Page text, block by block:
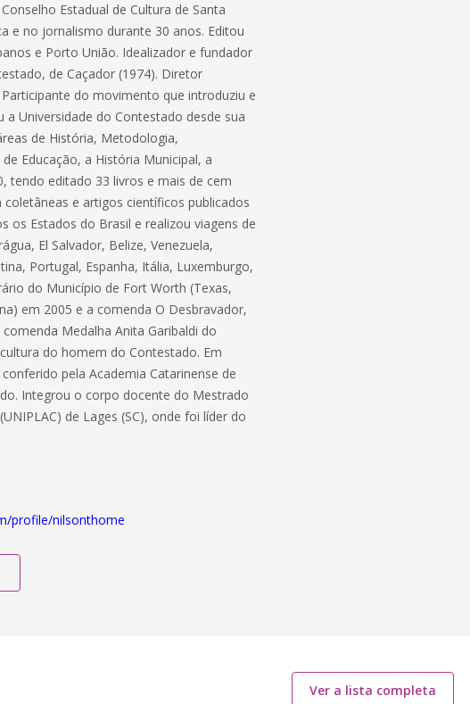
Estadual de Cultura de Santa
e no jornalismo durante 30 anos. Editou
e Porto União. Idealizador e fundador
de Caçador (1974). Diretor
do movimento que introduziu e
a Universidade do Contestado desde sua
de História, Metodologia,
Educação, a História Municipal, a
tendo editado 33 livros e mais de cem
e artigos científicos publicados
os Estados do Brasil e realizou viagens de
El Salvador, Belize, Venezuela,
Portugal, Espanha, Itália, Luxemburgo,
do Município de Fort Worth (Texas,
em 2005 e a comenda O Desbravador,
Medalha Anita Garibaldi do
do homem do Contestado. Em
pela Academia Catarinense de
Integrou o corpo docente do Mestrado
de Lages (SC), onde foi líder do
profile/nilsonthome
Ver a lista completa